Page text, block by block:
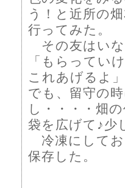
う！と近所の
行ってみた。
その友はいな
「もらってい
これあげるよ
でも、留守の
し・・・・畑
袋を広げて♪少
冷凍にしてお
保存した。